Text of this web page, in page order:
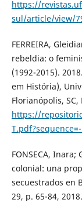
https://
sul/article/view/
FERREIRA,
rebeldia: o
(1992-2015).
em História),
Florianópolis,
https://
FONSECA,
colonial: una
secuestrados en
29, p. 65-84,